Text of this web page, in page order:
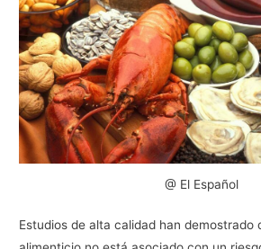
@ El Español
Estudios de alta calidad han demostrado